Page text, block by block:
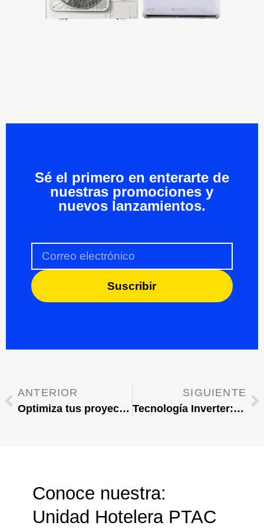
Sé el primero en enterarte de
nuestras promociones y
nuevos lanzamientos.
Suscribir
ANTERIOR
Optimiza tus proyectos, Elige el Aire Acondicionado adecuado
SIGUIENTE
Tecnología Inverter: Ventajas estratégicas.
Conoce nuestra:
Unidad Hotelera PTAC